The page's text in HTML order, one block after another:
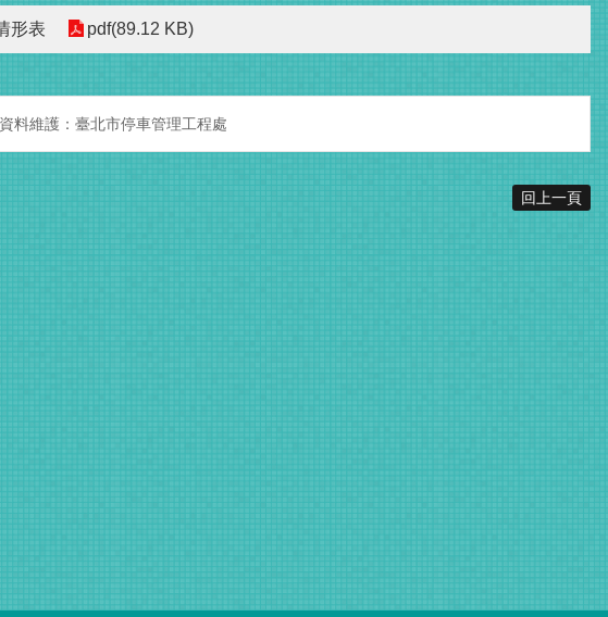
形表 pdf(89.12 KB)
資料維護：臺北市停車管理工程處
回上一頁